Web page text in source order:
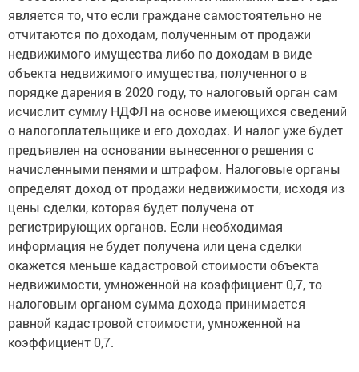
является то, что если граждане самостоятельно не
отчитаются по доходам, полученным от продажи
недвижимого имущества либо по доходам в виде
объекта недвижимого имущества, полученного в
порядке дарения в 2020 году, то налоговый орган сам
исчислит сумму НДФЛ на основе имеющихся сведений
о налогоплательщике и его доходах. И налог уже будет
предъявлен на основании вынесенного решения с
начисленными пенями и штрафом. Налоговые органы
определят доход от продажи недвижимости, исходя из
цены сделки, которая будет получена от
регистрирующих органов. Если необходимая
информация не будет получена или цена сделки
окажется меньше кадастровой стоимости объекта
недвижимости, умноженной на коэффициент 0,7, то
налоговым органом сумма дохода принимается
равной кадастровой стоимости, умноженной на
коэффициент 0,7.